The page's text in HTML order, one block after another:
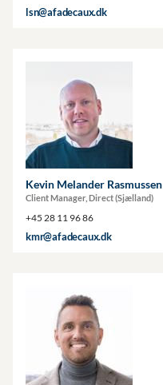
lsn@afadecaux.dk
Kevin Melander Rasmussen
Client Manager, Direct (Sjælland)
+45 28 11 96 86
kmr@afadecaux.dk